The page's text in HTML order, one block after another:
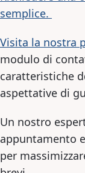
semplice.
Visita la nostra
modulo di
caratteristiche
aspettative di
Un nostro
appuntamento
per